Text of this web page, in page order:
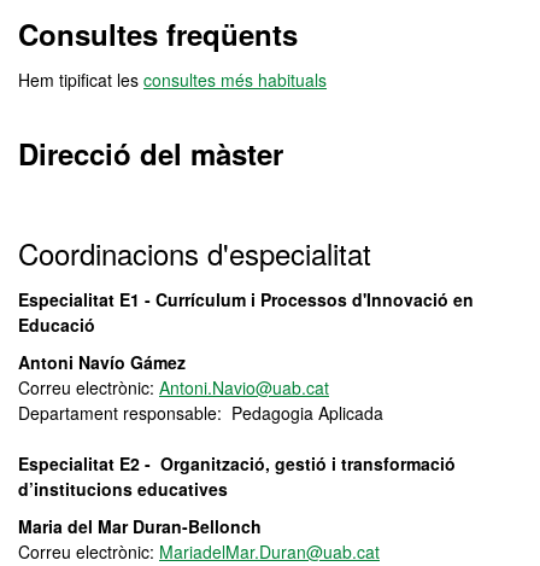
Consultes freqüents
Hem tipificat les consultes més habituals
Direcció del màster
Coordinacions d'especialitat
Especialitat E1 - Currículum i Processos d'Innovació en
Educació
Antoni Navío Gámez
Correu electrònic: Antoni.Navio@uab.cat
Departament responsable: Pedagogia Aplicada
Especialitat E2 - Organització, gestió i transformació
d’institucions educatives
Maria del Mar Duran-Bellonch
Correu electrònic: MariadelMar.Duran@uab.cat